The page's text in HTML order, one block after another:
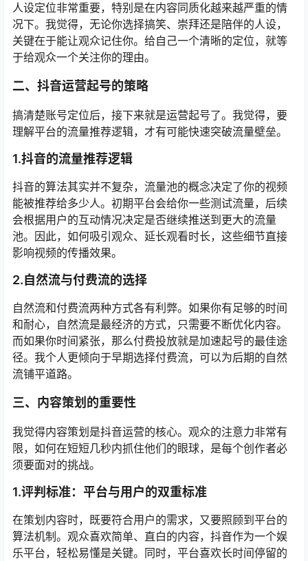
人设定位非常重要，特别是在内容同质化越来越严重的情
况下。我觉得，无论你选择搞笑、崇拜还是陪伴的人设，
关键在于能让观众记住你。给自己一个清晰的定位，就等
于给观众一个关注你的理由。
二、 抖音运营起号的策略
搞清楚账号定位后，接下来就是运营起号了。我觉得，要
理解平台的流量推荐逻辑，才有可能快速突破流量壁垒。
1.抖音的流量推荐逻辑
抖音的算法其实并不复杂，流量池的概念决定了你的视频
能被推荐给多少人。初期平台会给你一些测试流量，后续
会根据用户的互动情况决定是否继续推送到更大的流量
池。因此，如何吸引观众、延长观看时长，这些细节直接
影响视频的传播效果。
2.自然流与付费流的选择
自然流和付费流两种方式各有利弊。如果你有足够的时间
和耐心，自然流是最经济的方式，只需要不断优化内容。
而如果你时间紧张，那么付费投放就是加速起号的最佳途
径。我个人更倾向于早期选择付费流，可以为后期的自然
流铺平道路。
三、 内容策划的重要性
我觉得内容策划是抖音运营的核心。观众的注意力非常有
限，如何在短短几秒内抓住他们的眼球，是每个创作者必
须要面对的挑战。
1.评判标准：平台与用户的双重标准
在策划内容时，既要符合用户的需求，又要照顾到平台的
算法机制。观众喜欢简单、直白的内容，抖音作为一个娱
乐平台，轻松易懂是关键。同时，平台喜欢长时间停留的